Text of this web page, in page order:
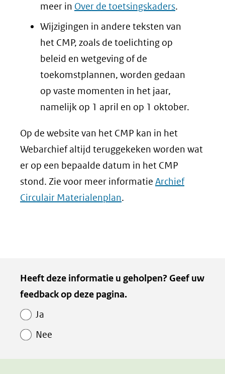
meer in Over de toetsingskaders.
Wijzigingen in andere teksten van
het CMP, zoals de toelichting op
beleid en wetgeving of de
toekomstplannen, worden gedaan
op vaste momenten in het jaar,
namelijk op 1 april en op 1 oktober.
Op de website van het CMP kan in het
Webarchief altijd teruggekeken worden wat
er op een bepaalde datum in het CMP
stond. Zie voor meer informatie Archief
Circulair Materialenplan.
Heeft deze informatie u geholpen? Geef uw
feedback op deze pagina.
Ja
Nee